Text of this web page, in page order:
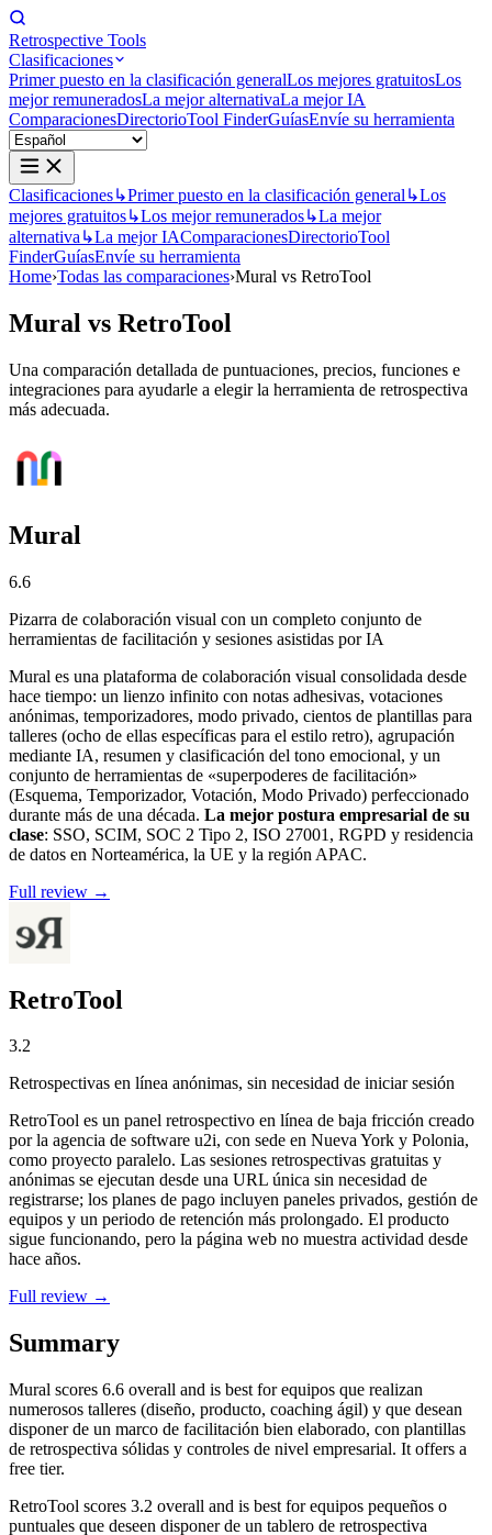
Retrospective Tools
Clasificaciones
Primer puesto en la clasificación generalLos mejores gratuitosLos
mejor remuneradosLa mejor alternativaLa mejor IA
ComparacionesDirectorioTool FinderGuíasEnvíe su herramienta
Clasificaciones↳Primer puesto en la clasificación general ↳Los
mejores gratuitos↳Los mejor remunerados↳La mejor
alternativa ↳La mejor IAComparacionesDirectorioTool
FinderGuíasEnvíe su herramienta
Home›Todas las comparaciones›Mural vs RetroTool
Mural vs RetroTool
Una comparación detallada de puntuaciones, precios, funciones e
integraciones para ayudarle a elegir la herramienta de retrospectiva
más adecuada.
Mural
6.6
Pizarra de colaboración visual con un completo conjunto de
herramientas de facilitación y sesiones asistidas por IA
Mural es una plataforma de colaboración visual consolidada desde
hace tiempo: un lienzo infinito con notas adhesivas, votaciones
anónimas, temporizadores, modo privado, cientos de plantillas para
talleres (ocho de ellas específicas para el estilo retro), agrupación
mediante IA, resumen y clasificación del tono emocional, y un
conjunto de herramientas de «superpoderes de facilitación»
(Esquema, Temporizador, Votación, Modo Privado) perfeccionado
durante más de una década. La mejor postura empresarial de su
clase: SSO, SCIM, SOC 2 Tipo 2, ISO 27001, RGPD y residencia
de datos en Norteamérica, la UE y la región APAC.
Full review →
RetroTool
3.2
Retrospectivas en línea anónimas, sin necesidad de iniciar sesión
RetroTool es un panel retrospectivo en línea de baja fricción creado
por la agencia de software u2i, con sede en Nueva York y Polonia,
como proyecto paralelo. Las sesiones retrospectivas gratuitas y
anónimas se ejecutan desde una URL única sin necesidad de
registrarse; los planes de pago incluyen paneles privados, gestión de
equipos y un periodo de retención más prolongado. El producto
sigue funcionando, pero la página web no muestra actividad desde
hace años.
Full review →
Summary
Mural scores 6.6 overall and is best for equipos que realizan
numerosos talleres (diseño, producto, coaching ágil) y que desean
disponer de un marco de facilitación bien elaborado, con plantillas
de retrospectiva sólidas y controles de nivel empresarial. It offers a
free tier.
RetroTool scores 3.2 overall and is best for equipos pequeños o
puntuales que deseen disponer de un tablero de retrospectiva